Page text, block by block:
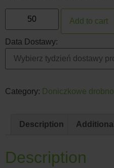
Add to cart
Data Dostawy:
Category: Doniczkowe
Description
Description